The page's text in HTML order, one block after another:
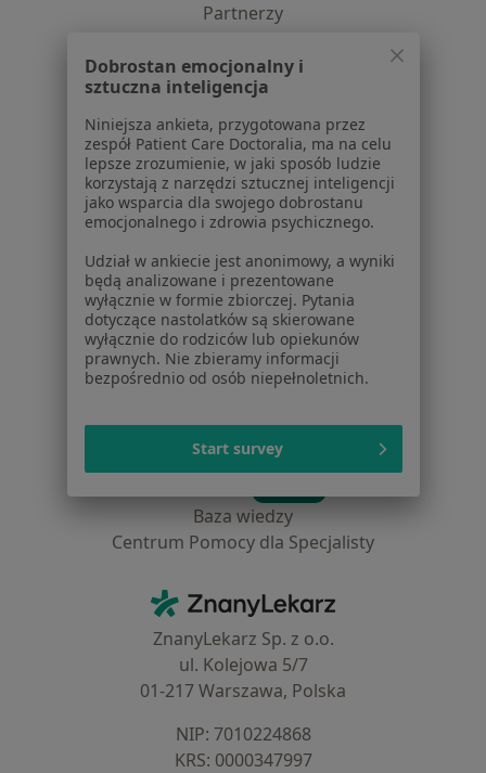
Partnerzy
Kontakt
Lekarze
Placówki medyczne
Pytania i odpowiedzi
Usługi i zabiegi
Choroby
Pomoc
Aplikacje mobilne
Blog dla pacjentów
Dla profesjonalistów
Dla lekarzy
Dla placówek medycznych
Baza wiedzy
Centrum Pomocy dla Specjalisty
ZnanyLekarz - Strona główna
ZnanyLekarz Sp. z o.o.
ul. Kolejowa 5/7
01-217 Warszawa, Polska
NIP: ⁠7010224868
KRS: ⁠0000347997
Dobrostan emocjonalny i
sztuczna inteligencja
Niniejsza ankieta, przygotowana przez
zespół Patient Care Doctoralia, ma na celu
lepsze zrozumienie, w jaki sposób ludzie
korzystają z narzędzi sztucznej inteligencji
jako wsparcia dla swojego dobrostanu
emocjonalnego i zdrowia psychicznego.
Udział w ankiecie jest anonimowy, a wyniki
będą analizowane i prezentowane
wyłącznie w formie zbiorczej. Pytania
dotyczące nastolatków są skierowane
wyłącznie do rodziców lub opiekunów
prawnych. Nie zbieramy informacji
bezpośrednio od osób niepełnoletnich.
Start survey